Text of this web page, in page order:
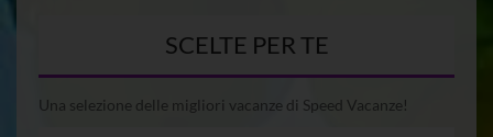
SCELTE PER TE
Una selezione delle migliori vacanze di Speed Vacanze!